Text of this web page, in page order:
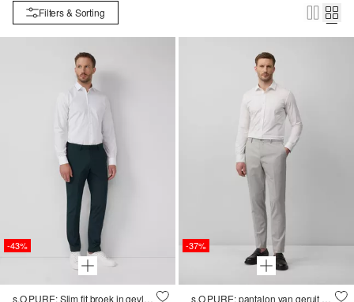
Filters & Sorting
-43%
s.O PURE: Slim fit broek in gevlekte stretch keperstof
-37%
s.O PURE: pantalon van geruit elastisch weefsel